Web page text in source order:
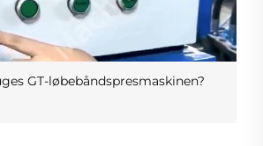
GT-løbebåndspresmaskinen?